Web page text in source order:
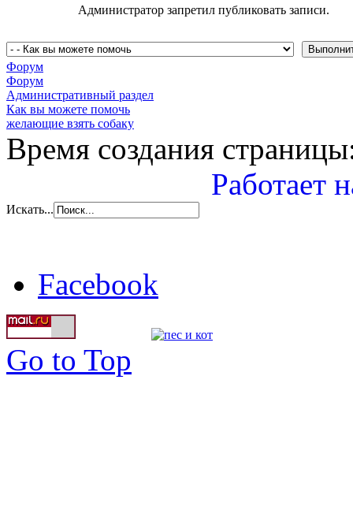
Администратор запретил публиковать записи.
Форум
Форум
Административный раздел
Как вы можете помочь
желающие взять собаку
Время создания
Работает
Искать...
Facebook
Go to Top